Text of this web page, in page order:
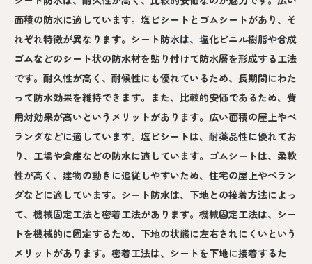
面積の防水に適しています。塩ビシートとゴムシートがあり、そ
れぞれ特徴が異なります。シート防水は、塩化ビニル樹脂や合成
ゴムなどのシート状の防水材を貼り付けて防水層を形成する工法
です。耐久性が高く、耐候性にも優れているため、長期間にわた
って防水効果を維持できます。また、比較的安価であるため、費
用対効果が高いというメリットがあります。広い面積の屋上やベ
ランダなどに適しています。塩ビシートは、耐薬品性に優れてお
り、工場や倉庫などの防水に適しています。ゴムシートは、柔軟
性が高く、建物の動きに追従しやすいため、住宅の屋上やベラン
ダなどに適しています。シート防水は、下地との接着方法によっ
て、機械固定工法と密着工法があります。機械固定工法は、シー
トを機械的に固定するため、下地の状態に左右されにくいという
メリットがあります。密着工法は、シートを下地に接着するた